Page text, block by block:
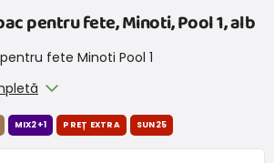
pentru fete, Minoti, Pool 1, alb
fete Minoti Pool 1
MIX2+1 PREȚ EXTRA SUN25